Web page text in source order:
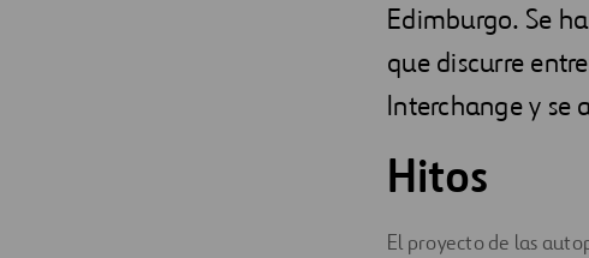
Edimburgo. Se
que discurre
Interchange y se
Hitos
El proyecto de las